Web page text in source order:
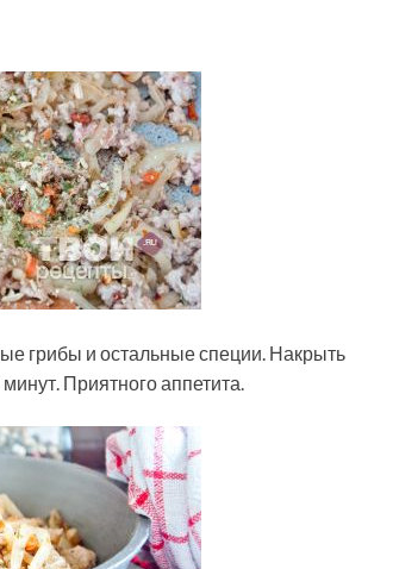
грибы и остальные специи. Накрыть
Приятного аппетита.